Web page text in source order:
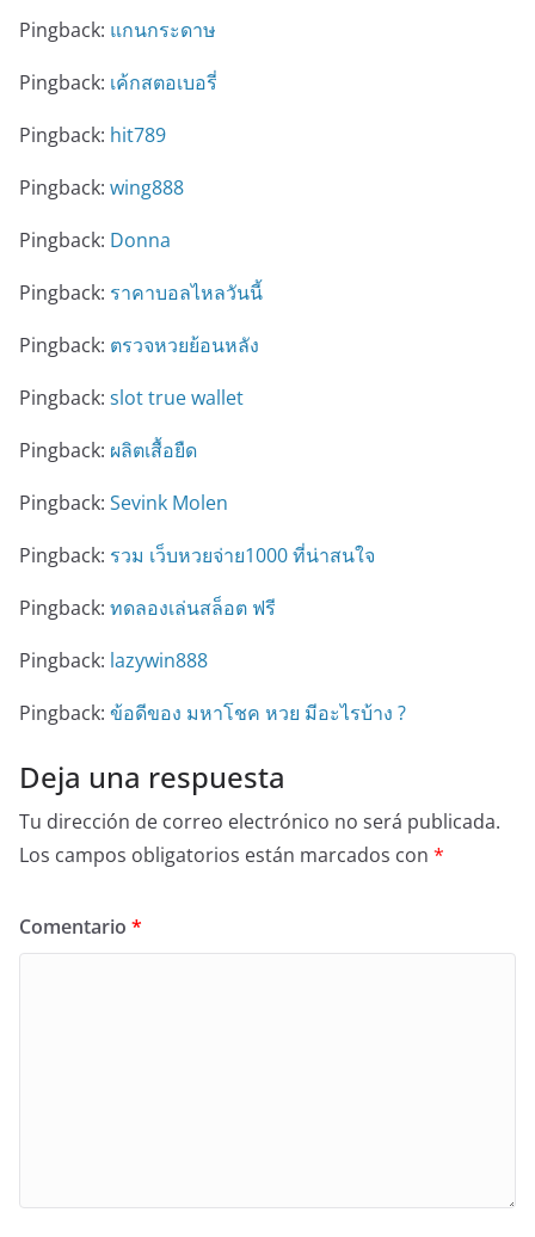
Pingback: แกนกระดาษ
Pingback: เค้กสตอเบอรี่
Pingback: hit789
Pingback: wing888
Pingback: Donna
Pingback: ราคาบอลไหลวันนี้
Pingback: ตรวจหวยย้อนหลัง
Pingback: slot true wallet
Pingback: ผลิตเสื้อยืด
Pingback: Sevink Molen
Pingback: รวม เว็บหวยจ่าย1000 ที่น่าสนใจ
Pingback: ทดลองเล่นสล็อต ฟรี
Pingback: lazywin888
Pingback: ข้อดีของ มหาโชค หวย มีอะไรบ้าง ?
Deja una respuesta
Tu dirección de correo electrónico no será publicada.
Los campos obligatorios están marcados con *
Comentario *